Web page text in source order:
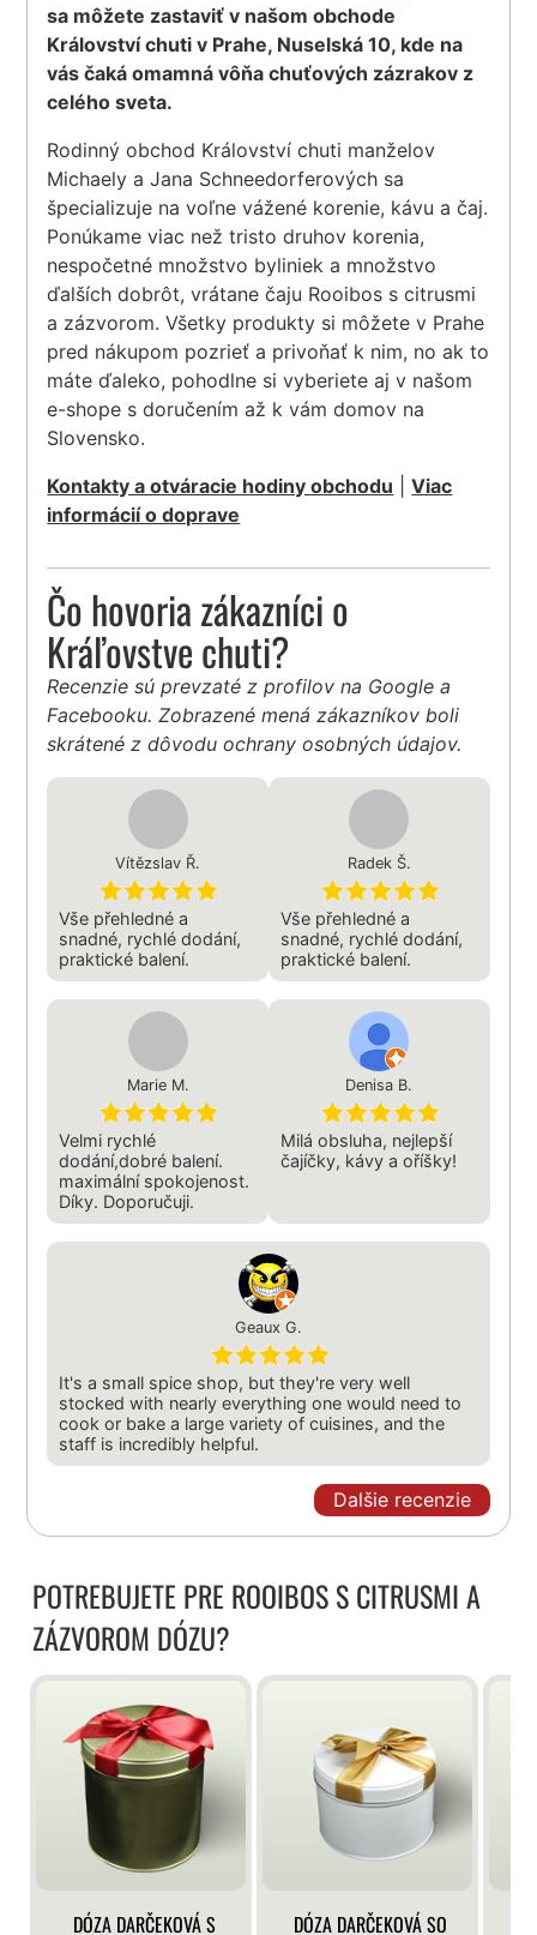
sa môžete zastaviť v našom obchode
Království chuti v Prahe, Nuselská 10, kde na
vás čaká omamná vôňa chuťových zázrakov z
celého sveta.
Rodinný obchod Království chuti manželov
Michaely a Jana Schneedorferových sa
špecializuje na voľne vážené korenie, kávu a čaj.
Ponúkame viac než tristo druhov korenia,
nespočetné množstvo byliniek a množstvo
ďalších dobrôt, vrátane čaju Rooibos s citrusmi
a zázvorom. Všetky produkty si môžete v Prahe
pred nákupom pozrieť a privoňať k nim, no ak to
máte ďaleko, pohodlne si vyberiete aj v našom
e-shope s doručením až k vám domov na
Slovensko.
Kontakty a otváracie hodiny obchodu |Viac
informácií o doprave
Čo hovoria zákazníci o
Kráľovstve chuti?
Recenzie sú prevzaté z profilov na Google a
Facebooku. Zobrazené mená zákazníkov boli
skrátené z dôvodu ochrany osobných údajov.
Vítězslav Ř.
Vše přehledné a
snadné, rychlé dodání,
praktické balení.
Radek Š.
Vše přehledné a
snadné, rychlé dodání,
praktické balení.
Marie M.
Velmi rychlé
dodání,dobré balení.
maximální spokojenost.
Díky. Doporučuji.
Denisa B.
Milá obsluha, nejlepší
čajíčky, kávy a oříšky!
Geaux G.
It's a small spice shop, but they're very well
stocked with nearly everything one would need to
cook or bake a large variety of cuisines, and the
staff is incredibly helpful.
Dalšie recenzie
POTREBUJETE PRE ROOIBOS S CITRUSMI A
ZÁZVOROM DÓZU?
DÓZA DARČEKOVÁ S DÓZA DARČEKOVÁ SO